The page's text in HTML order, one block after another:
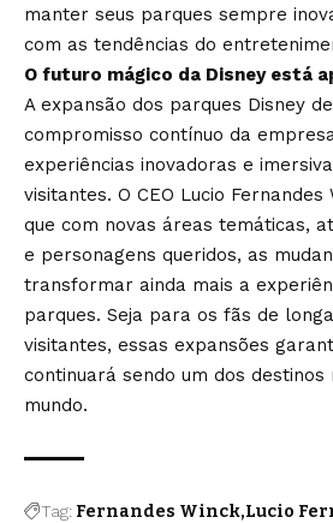
manter seus parques sempre
com as tendências do
O futuro mágico da Disney está
A expansão dos parques Disney
compromisso contínuo da
experiências inovadoras e
visitantes. O CEO Lucio
que com novas áreas temáticas,
e personagens queridos, as
transformar ainda mais a
parques. Seja para os fãs de
visitantes, essas expansões
continuará sendo um dos destinos
mundo.
Tag: Fernandes Winck Lucio